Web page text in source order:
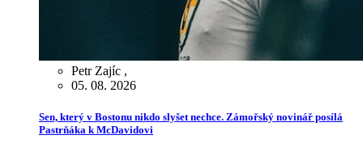
Petr Zajíc ,
05. 08. 2026
Sen, který v Bostonu nikdo slyšet nechce. Zámořský novinář posílá
Pastrňáka k McDavidovi